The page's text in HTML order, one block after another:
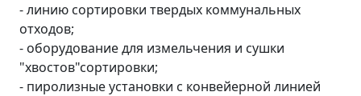
- линию сортировки твердых коммунальных
отходов;
- оборудование для измельчения и сушки
"хвостов"сортировки;
- пиролизные установки с конвейерной линией